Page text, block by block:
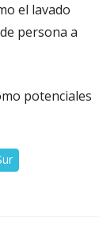
el lavado
persona a
potenciales